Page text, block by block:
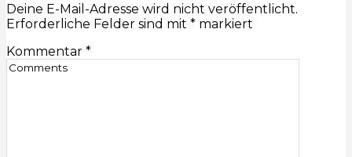
Deine E-Mail-Adresse wird nicht veröffentlicht.
Erforderliche Felder sind mit * markiert
Kommentar *